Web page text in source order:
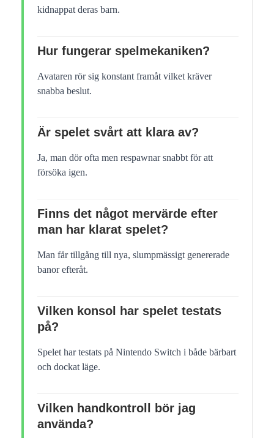
kidnappat deras barn.
Hur fungerar spelmekaniken?
Avataren rör sig konstant framåt vilket kräver
snabba beslut.
Är spelet svårt att klara av?
Ja, man dör ofta men respawnar snabbt för att
försöka igen.
Finns det något mervärde efter
man har klarat spelet?
Man får tillgång till nya, slumpmässigt genererade
banor efteråt.
Vilken konsol har spelet testats
på?
Spelet har testats på Nintendo Switch i både bärbart
och dockat läge.
Vilken handkontroll bör jag
använda?